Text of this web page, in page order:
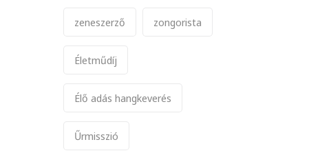
zeneszerző zongorista
Életműdíj
Élő adás hangkeverés
Űrmisszió